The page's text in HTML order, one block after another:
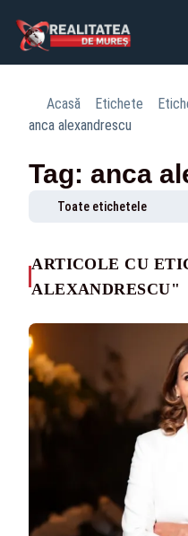
Acasă Etichete
anca alexandrescu
Tag: anca
Toate etichetele
ARTICOLE CU
ALEXANDRESCU"